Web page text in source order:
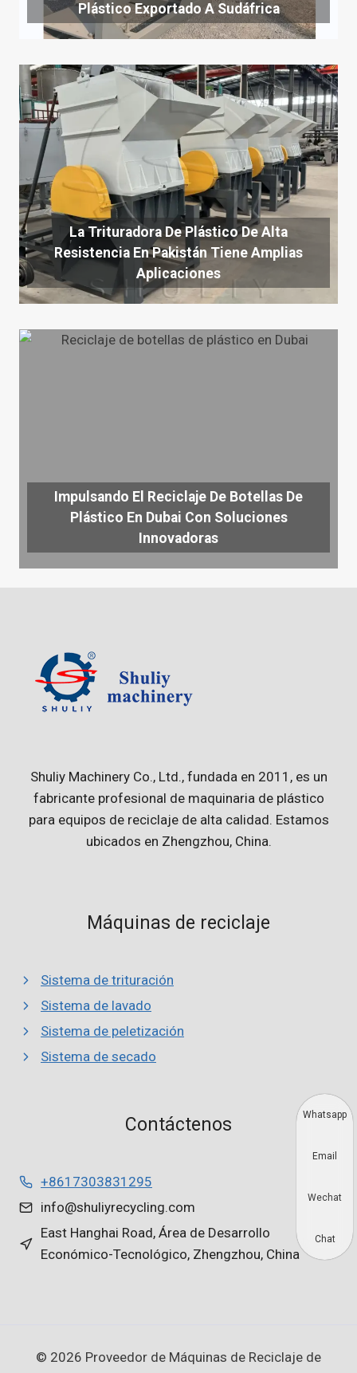
Plástico Exportado A Sudáfrica
La Trituradora De Plástico De Alta
Resistencia En Pakistán Tiene Amplias
Aplicaciones
Impulsando El Reciclaje De Botellas De
Plástico En Dubai Con Soluciones
Innovadoras
Shuliy Machinery Co., Ltd., fundada en 2011, es un
fabricante profesional de maquinaria de plástico
para equipos de reciclaje de alta calidad. Estamos
ubicados en Zhengzhou, China.
Máquinas de reciclaje
Sistema de trituración
Sistema de lavado
Sistema de peletización
Sistema de secado
Contáctenos
+8617303831295
info@shuliyrecycling.com
East Hanghai Road, Área de Desarrollo
Económico-Tecnológico, Zhengzhou, China
© 2026 Proveedor de Máquinas de Reciclaje de
Whatsapp
Email
Wechat
Chat